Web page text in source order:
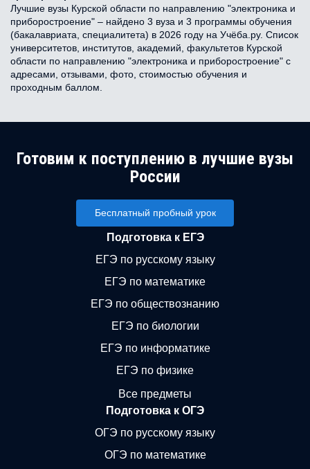
Лучшие вузы Курской области по направлению "электроника и
приборостроение" – найдено 3 вуза и 3 программы обучения
(бакалавриата, специалитета) в 2026 году на Учёба.ру. Список
университетов, институтов, академий, факультетов Курской
области по направлению "электроника и приборостроение" с
адресами, отзывами, фото, стоимостью обучения и
проходным баллом.
Готовим к поступлению в лучшие вузы
России
Бесплатный пробный урок
Подготовка к ЕГЭ
ЕГЭ по русскому языку
ЕГЭ по математике
ЕГЭ по обществознанию
ЕГЭ по биологии
ЕГЭ по информатике
ЕГЭ по физике
Все предметы
Подготовка к ОГЭ
ОГЭ по русскому языку
ОГЭ по математике